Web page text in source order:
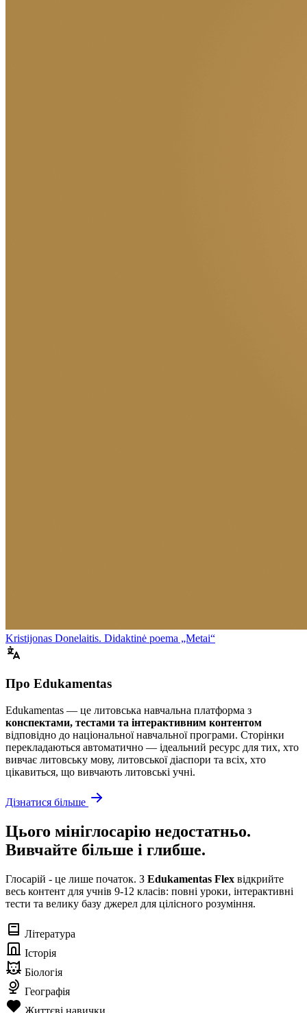
Kristijonas Donelaitis. Didaktinė poema „Metai“
Про Edukamentas
Edukamentas — це литовська навчальна платформа з
конспектами, тестами та інтерактивним контентом
відповідно до національної навчальної програми. Сторінки
перекладаються автоматично — ідеальний ресурс для тих, хто
вивчає литовську мову, литовської діаспори та всіх, хто
цікавиться, що вивчають литовські учні.
Дізнатися більше
Цього мініглосарію недостатньо.
Вивчайте більше і глибше.
Глосарій - це лише початок. З Edukamentas Flex відкрийте
весь контент для учнів 9-12 класів: повні уроки, інтерактивні
тести та велику базу джерел для цілісного розуміння.
Література
Історія
Біологія
Географія
Життєві навички